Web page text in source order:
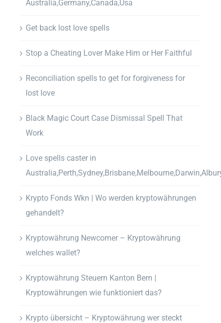
Australia,Germany,Canada,Usa
Get back lost love spells
Stop a Cheating Lover Make Him or Her Faithful
Reconciliation spells to get for forgiveness for
lost love
Black Magic Court Case Dismissal Spell That
Work
Love spells caster in
Krypto Fonds Wkn | Wo werden kryptowährungen
gehandelt?
Kryptowährung Newcomer – Kryptowährung
welches wallet?
Kryptowährung Steuern Kanton Bern |
Kryptowährungen wie funktioniert das?
Krypto übersicht – Kryptowährung wer steckt